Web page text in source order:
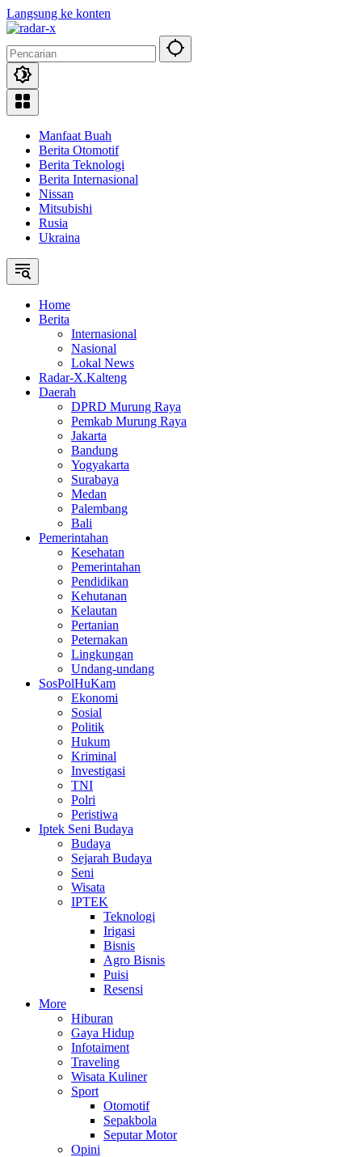
Langsung ke konten
Manfaat Buah
Berita Otomotif
Berita Teknologi
Berita Internasional
Nissan
Mitsubishi
Rusia
Ukraina
Home
Berita
Internasional
Nasional
Lokal News
Radar-X.Kalteng
Daerah
DPRD Murung Raya
Pemkab Murung Raya
Jakarta
Bandung
Yogyakarta
Surabaya
Medan
Palembang
Bali
Pemerintahan
Kesehatan
Pemerintahan
Pendidikan
Kehutanan
Kelautan
Pertanian
Peternakan
Lingkungan
Undang-undang
SosPolHuKam
Ekonomi
Sosial
Politik
Hukum
Kriminal
Investigasi
TNI
Polri
Peristiwa
Iptek Seni Budaya
Budaya
Sejarah Budaya
Seni
Wisata
IPTEK
Teknologi
Irigasi
Bisnis
Agro Bisnis
Puisi
Resensi
More
Hiburan
Gaya Hidup
Infotaiment
Traveling
Wisata Kuliner
Sport
Otomotif
Sepakbola
Seputar Motor
Opini